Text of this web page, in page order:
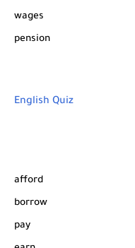
wages
pension
English Quiz
afford
borrow
pay